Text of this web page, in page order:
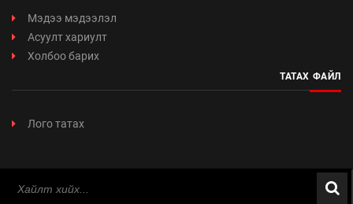
Мэдээ мэдээлэл
Асуулт хариулт
Холбоо барих
ТАТАХ ФАЙЛ
Лого татах